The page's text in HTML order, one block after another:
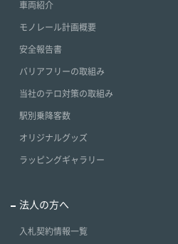
車両紹介
モノレール計画概要
安全報告書
バリアフリーの取組み
当社のテロ対策の取組み
駅別乗降客数
オリジナルグッズ
ラッピングギャラリー
法人の方へ
入札契約情報一覧